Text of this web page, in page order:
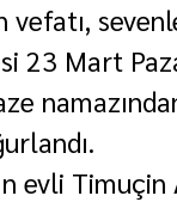
vefatı,
23 Mart
evli